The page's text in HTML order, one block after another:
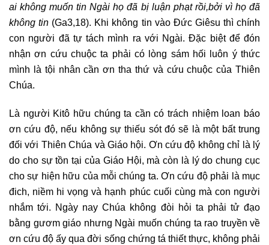
ai không muốn tin Ngài họ đã bị luận phạt rồi,bởi vì họ đã
không tin (Ga3,18). Khi không tin vào Đức Giêsu thì chính
con người đã tự tách mình ra với Ngài. Đặc biệt để đón
nhận ơn cứu chuộc ta phải có lòng sám hối luôn ý thức
mình là tội nhân cần ơn tha thứ và cứu chuộc của Thiên
Chúa.
Là người Kitô hữu chúng ta cần có trách nhiệm loan báo
ơn cứu độ, nếu không sự thiếu sót đó sẽ là một bất trung
đối với Thiên Chúa và Giáo hội. Ơn cứu độ không chỉ là lý
do cho sự tồn tại của Giáo Hội, mà còn là lý do chung cục
cho sự hiện hữu của mỗi chúng ta. Ơn cứu độ phải là mục
đich, niềm hi vọng và hạnh phúc cuối cùng mà con người
nhắm tới. Ngày nay Chúa không đòi hỏi ta phải tử đạo
bằng gươm giáo nhưng Ngài muốn chúng ta rao truyền về
ơn cứu độ ấy qua đời sống chứng tá thiết thực, không phải